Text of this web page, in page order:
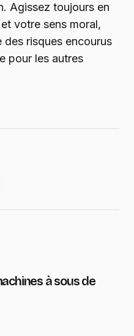
Agissez toujours en
votre sens moral,
risques encourus
pour les autres
à sous de